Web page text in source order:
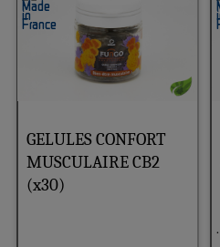
GELULES CONFORT
MUSCULAIRE CB2
(x30)